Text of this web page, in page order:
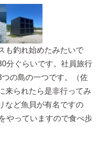
も釣れ始めたみたいで
分ぐらいです。社員旅行
の島の一つです。（佐
来られたら是非行ってみ
など魚貝が有名ですの
やっていますので食べ歩